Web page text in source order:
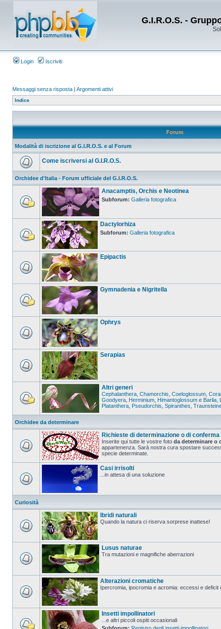
G.I.R.O.S. -
Login Iscriviti
Messaggi senza risposta | Argomenti attivi
Indice
Forum
Modalità di iscrizione al G.I.R.O.S. e al Forum
Come iscriversi al G.I.R.O.S.
Orchidee d'Italia - Forum ufficiale del G.I.R.O.S.
Anacamptis, Orchis e Neotinea
Subforum: Galleria fotografica
Dactylorhiza
Subforum: Galleria fotografica
Epipactis
Gymnadenia e Nigritella
Ophrys
Serapias
Altri generi
Cephalanthera Chamorchis Coeloglossum
Goodyera Herminium Himantoglossum e Barlia
Platanthera Pseudorchis Spiranthes
Orchidee da determinare
Richieste di determinazione o di conferma
Inserite qui tutte le vostre foto da determinare o
appartenenza. Sarà nostra cura spostare
specie determinate.
Casi irrisolti
...in attesa di una soluzione
Curiosità
Ibridi naturali
Quando la natura ci riserva sorprese inattese!
Lusus naturae
Tra mutazioni e magnifiche aberrazioni
Alterazioni cromatiche
Ipercromia, ipocromia e acromia: eccessi e deficit
Insetti impollinatori
...e altri piccoli ospiti occasionali